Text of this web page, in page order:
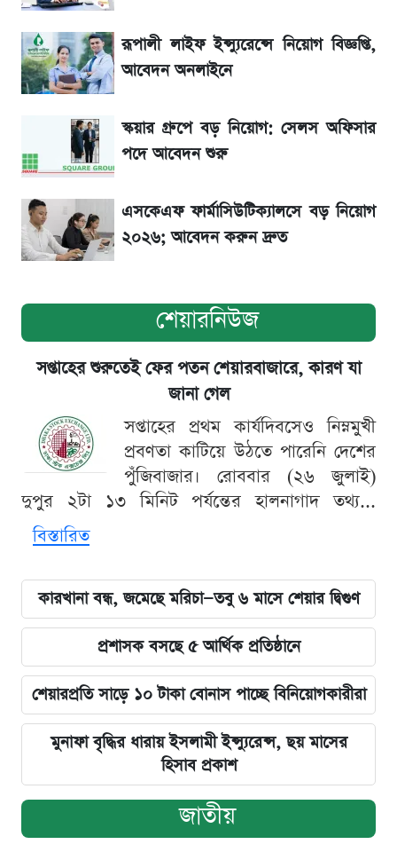
La Liga 2026-2027: সর্বশেষ পয়েন্ট টেবিল ও
খবর
একদিনের ব্যবধানে আজকের সোনার দাম
সূর্যগ্রহণের দিন আকাশে চোখ ধাঁধানো দৃশ্য, জেনে নিন
সময় ও স্থান
রূপালী লাইফ ইন্স্যুরেন্সে নিয়োগ বিজ্ঞপ্তি,
আবেদন অনলাইনে
স্কয়ার গ্রুপে বড় নিয়োগ: সেলস অফিসার
পদে আবেদন শুরু
এসকেএফ ফার্মাসিউটিক্যালসে বড় নিয়োগ
২০২৬; আবেদন করুন দ্রুত
শেয়ারনিউজ
সপ্তাহের শুরুতেই ফের পতন শেয়ারবাজারে, কারণ যা
জানা গেল
সপ্তাহের প্রথম কার্যদিবসেও নিম্নমুখী
প্রবণতা কাটিয়ে উঠতে পারেনি দেশের
পুঁজিবাজার। রোববার (২৬ জুলাই)
দুপুর ২টা ১৩ মিনিট পর্যন্তের হালনাগাদ তথ্য...
বিস্তারিত
কারখানা বন্ধ, জমেছে মরিচা—তবু ৬ মাসে শেয়ার দ্বিগুণ
প্রশাসক বসছে ৫ আর্থিক প্রতিষ্ঠানে
শেয়ারপ্রতি সাড়ে ১০ টাকা বোনাস পাচ্ছে বিনিয়োগকারীরা
মুনাফা বৃদ্ধির ধারায় ইসলামী ইন্স্যুরেন্স, ছয় মাসের
হিসাব প্রকাশ
জাতীয়